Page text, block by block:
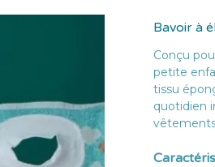
Bavoir à
Conçu
petite
tissu
quotidien